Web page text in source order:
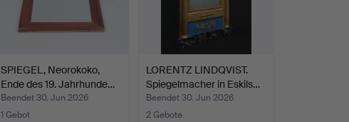
SPIEGEL, Neorokoko,
Ende des 19. Jahrhunde…
Beendet 30. Jun 2026
1 Gebot
LORENTZ LINDQVIST.
Spiegelmacher in Eskils…
Beendet 30. Jun 2026
2 Gebote